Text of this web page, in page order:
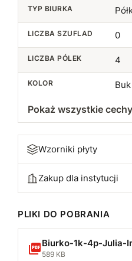
TYP BIURKA
LICZBA SZUFLAD 0
LICZBA PÓLEK 4
KOLOR Buk
Pokaż wszystkie cechy
Wzorniki płyty
Zakup dla instytucji
PLIKI DO POBRANIA
Biurko-1k-4p-Julia-
589 KB